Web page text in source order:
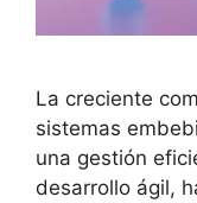
La creciente
sistemas
una gestión
desarrollo ágil,